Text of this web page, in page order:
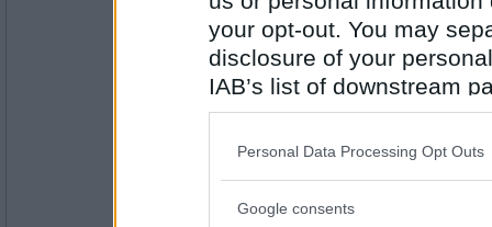
your opt-out. You may
disclosure of your
IAB’s list of downstream
also be disclosed by us
Downstream Participants
Please note that this
Personal Data Processing Opt Outs
Google consents
Antal inlägg:
8354
INS
MMP